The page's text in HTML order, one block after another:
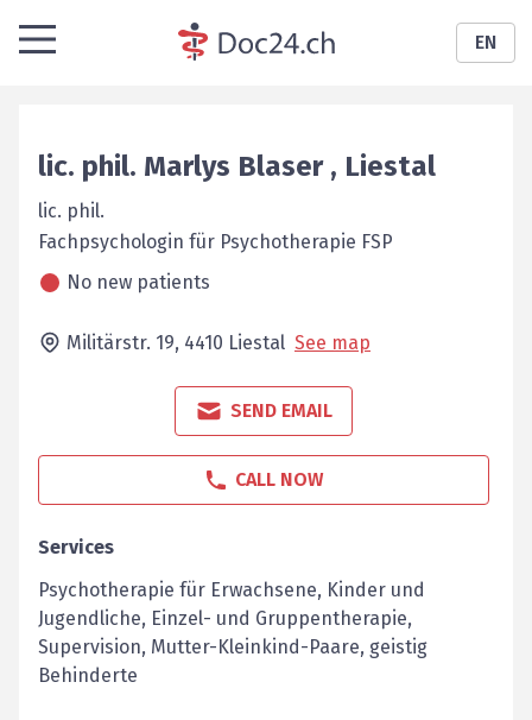
EN
lic. phil. Marlys Blaser , Liestal
lic. phil.
Fachpsychologin für ­Psychotherapie FSP
No new patients
Militärstr. 19, 4410 Liestal See map
SEND EMAIL
CALL NOW
Services
Psychotherapie für Erwachsene, Kinder und
Jugendliche, Einzel- und Gruppentherapie,
Supervision, Mutter-Kleinkind-Paare, geistig
Behinderte